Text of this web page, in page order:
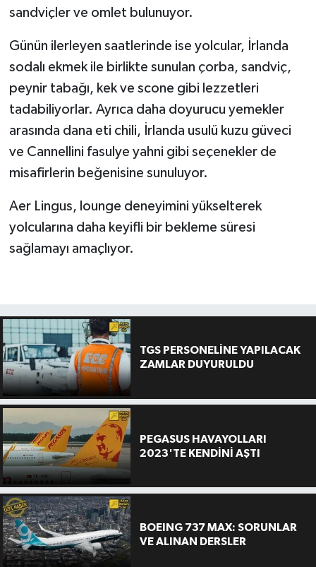
sandviçler ve omlet bulunuyor.
Günün ilerleyen saatlerinde ise yolcular, İrlanda
sodalı ekmek ile birlikte sunulan çorba, sandviç,
peynir tabağı, kek ve scone gibi lezzetleri
tadabiliyorlar. Ayrıca daha doyurucu yemekler
arasında dana eti chili, İrlanda usulü kuzu güveci
ve Cannellini fasulye yahni gibi seçenekler de
misafirlerin beğenisine sunuluyor.
Aer Lingus, lounge deneyimini yükselterek
yolcularına daha keyifli bir bekleme süresi
sağlamayı amaçlıyor.
TGS PERSONELİNE YAPILACAK
ZAMLAR DUYURULDU
PEGASUS HAVAYOLLARI
2023'TE KENDİNİ AŞTI
BOEING 737 MAX: SORUNLAR
VE ALINAN DERSLER